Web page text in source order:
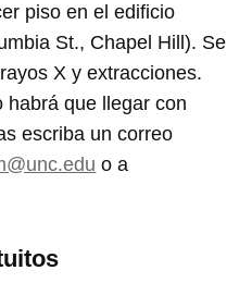
piso en el edificio
St., Chapel Hill). Se
X y extracciones.
habrá que llegar con
escriba un correo
o a